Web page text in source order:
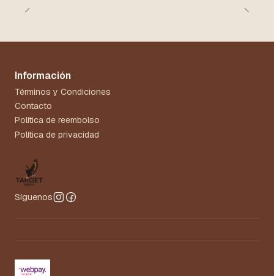
Información
Términos y Condiciones
Contacto
Política de reembolso
Política de privacidad
Síguenos